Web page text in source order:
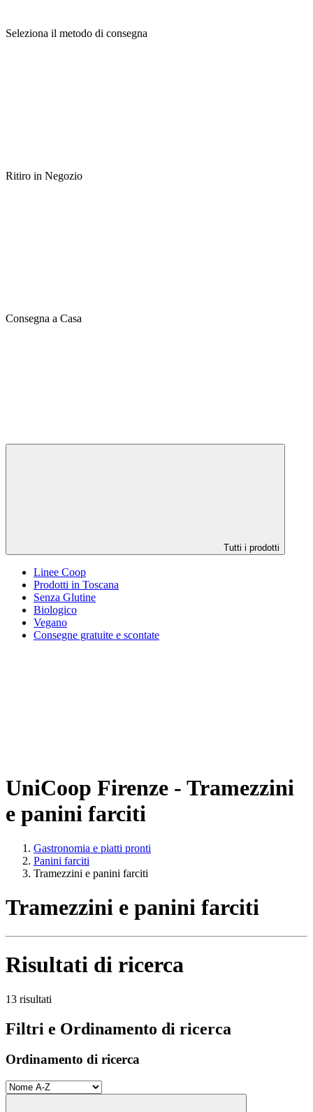
Seleziona il metodo di consegna
Ritiro in Negozio
Consegna a Casa
Tutti i prodotti
Linee Coop
Prodotti in Toscana
Senza Glutine
Biologico
Vegano
Consegne gratuite e scontate
UniCoop Firenze - Tramezzini
e panini farciti
Gastronomia e piatti pronti
Panini farciti
Tramezzini e panini farciti
Tramezzini e panini farciti
Risultati di ricerca
13 risultati
Filtri e Ordinamento di ricerca
Ordinamento di ricerca